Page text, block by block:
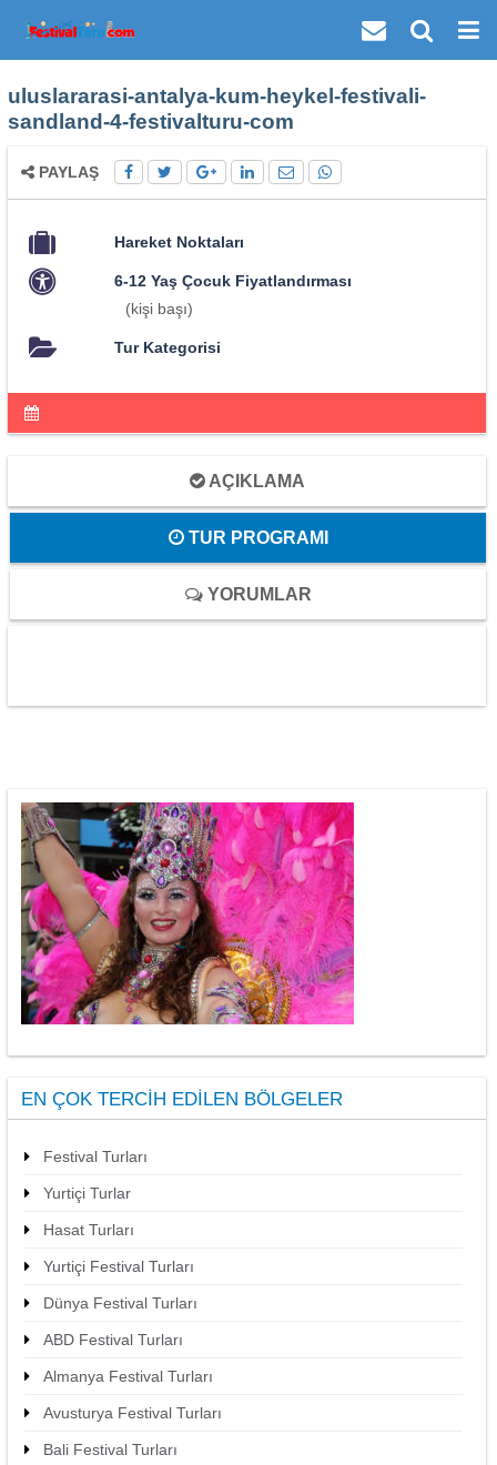
uluslararasi-antalya-kum-heykel-festivali-
sandland-4-festivalturu-com
PAYLAŞ
Hareket Noktaları
6-12 Yaş Çocuk Fiyatlandırması
(kişi başı)
Tur Kategorisi
AÇIKLAMA
TUR PROGRAMI
YORUMLAR
EN ÇOK TERCIH EDILEN BÖLGELER
Festival Turları
Yurtiçi Turlar
Hasat Turları
Yurtiçi Festival Turları
Dünya Festival Turları
ABD Festival Turları
Almanya Festival Turları
Avusturya Festival Turları
Bali Festival Turları